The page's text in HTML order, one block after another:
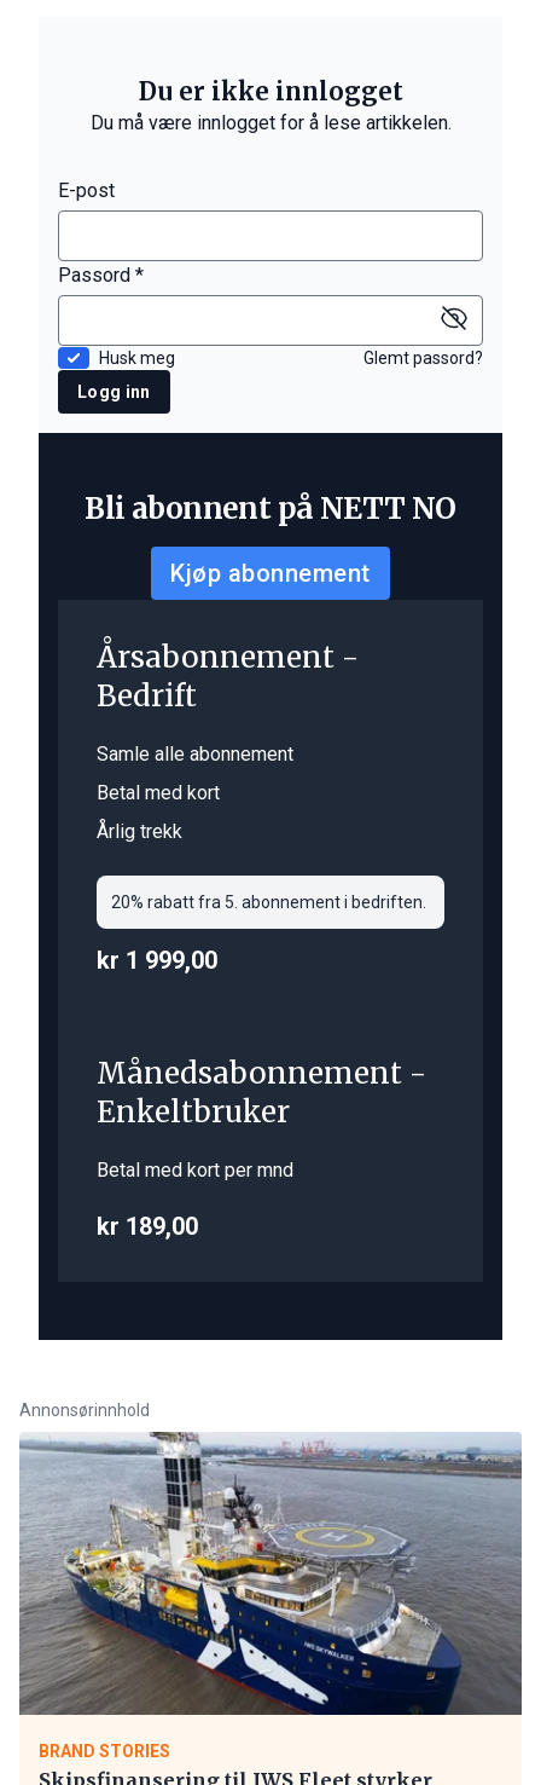
Du er ikke innlogget
Du må være innlogget for å lese artikkelen.
E-post
Passord *
Husk meg
Glemt passord?
Logg inn
Bli abonnent på NETT NO
Kjøp abonnement
Årsabonnement -
Bedrift
Samle alle abonnement
Betal med kort
Årlig trekk
20% rabatt fra 5. abonnement i bedriften.
kr 1 999,00
Månedsabonnement -
Enkeltbruker
Betal med kort per mnd
kr 189,00
Annonsørinnhold
BRAND STORIES
Skipsfinansering til IWS Fleet styrker